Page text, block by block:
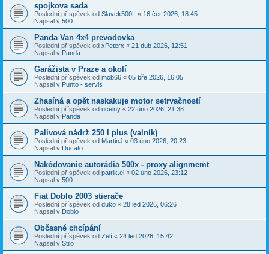
spojkova sada
Poslední příspěvek od Slavek500L « 16 čer 2026, 18:45
Napsal v 500
Panda Van 4x4 prevodovka
Poslední příspěvek od xPeterx « 21 dub 2026, 12:51
Napsal v Panda
Garážista v Praze a okolí
Poslední příspěvek od mob66 « 05 bře 2026, 16:05
Napsal v Punto - servis
Zhasíná a opět naskakuje motor setrvačností
Poslední příspěvek od ucelny « 22 úno 2026, 21:38
Napsal v Panda
Palivová nádrž 250 l plus (valník)
Poslední příspěvek od MartinJ « 03 úno 2026, 20:23
Napsal v Ducato
Nakódovanie autorádia 500x - proxy alignmemt
Poslední příspěvek od patrik.el « 02 úno 2026, 23:12
Napsal v 500
Fiat Doblo 2003 stierače
Poslední příspěvek od duko « 28 led 2026, 06:26
Napsal v Doblo
Občasné chcípání
Poslední příspěvek od Zelí « 24 led 2026, 15:42
Napsal v Stilo